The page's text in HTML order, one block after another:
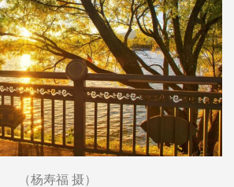
（杨寿福 摄）